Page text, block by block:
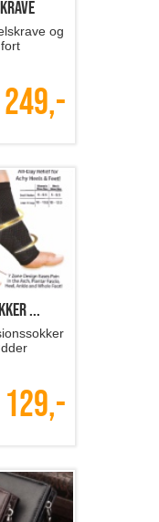
og
249,-
...
129,-